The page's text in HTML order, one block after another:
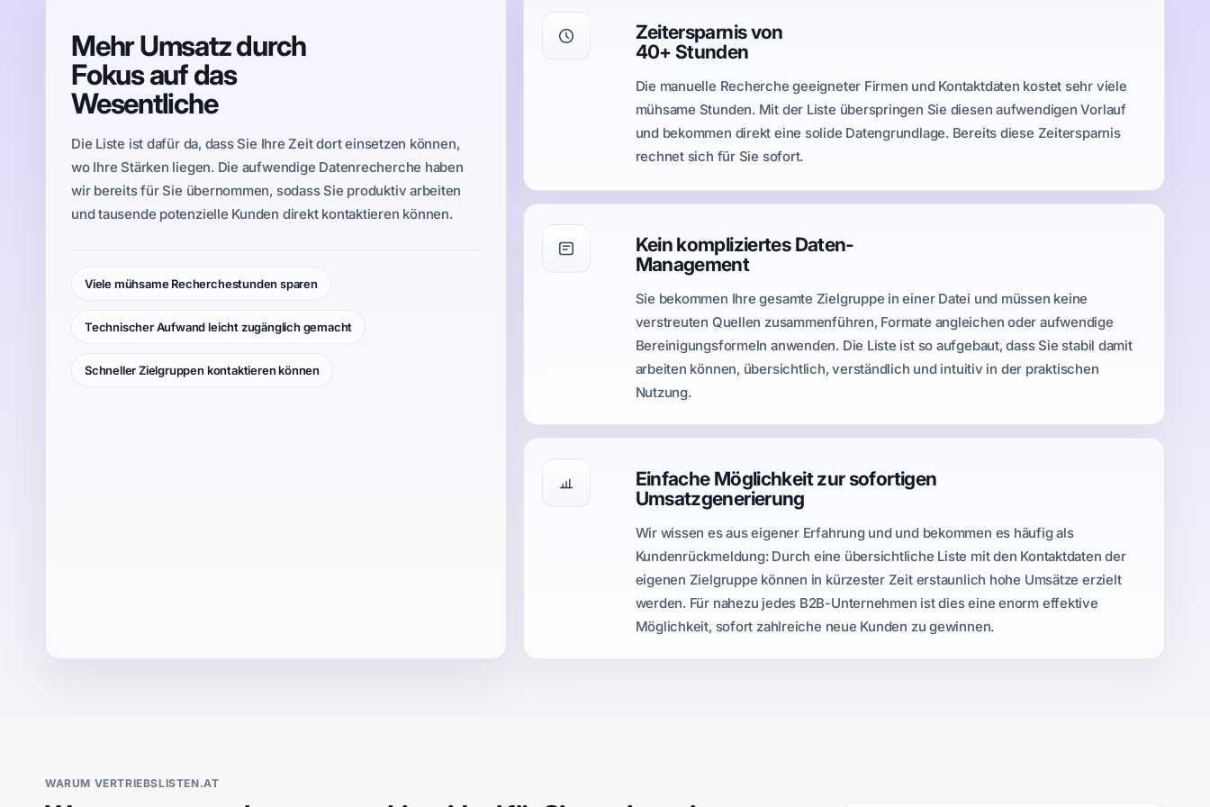
Mehr Umsatz durch
Fokus auf das
Wesentliche
Die Liste ist dafür da, dass Sie Ihre Zeit dort einsetzen können,
wo Ihre Stärken liegen. Die aufwendige Datenrecherche haben
wir bereits für Sie übernommen, sodass Sie produktiv arbeiten
und tausende potenzielle Kunden direkt kontaktieren können.
Viele mühsame Recherchestunden sparen
Technischer Aufwand leicht zugänglich gemacht
Schneller Zielgruppen kontaktieren können
Zeitersparnis von
40+ Stunden
Die manuelle Recherche geeigneter Firmen und Kontaktdaten kostet sehr viele
mühsame Stunden. Mit der Liste überspringen Sie diesen aufwendigen Vorlauf
und bekommen direkt eine solide Datengrundlage. Bereits diese Zeitersparnis
rechnet sich für Sie sofort.
Kein kompliziertes Daten-
Management
Sie bekommen Ihre gesamte Zielgruppe in einer Datei und müssen keine
verstreuten Quellen zusammenführen, Formate angleichen oder aufwendige
Bereinigungsformeln anwenden. Die Liste ist so aufgebaut, dass Sie stabil damit
arbeiten können, übersichtlich, verständlich und intuitiv in der praktischen
Nutzung.
Einfache Möglichkeit zur sofortigen
Umsatzgenerierung
Wir wissen es aus eigener Erfahrung und und bekommen es häufig als
Kundenrückmeldung: Durch eine übersichtliche Liste mit den Kontaktdaten der
eigenen Zielgruppe können in kürzester Zeit erstaunlich hohe Umsätze erzielt
werden. Für nahezu jedes B2B-Unternehmen ist dies eine enorm effektive
Möglichkeit, sofort zahlreiche neue Kunden zu gewinnen.
WARUM VERTRIEBSLISTEN.AT